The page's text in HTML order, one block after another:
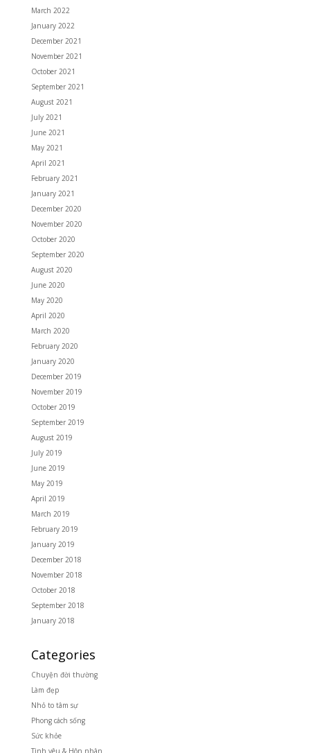
March 2022
January 2022
December 2021
November 2021
October 2021
September 2021
August 2021
July 2021
June 2021
May 2021
April 2021
February 2021
January 2021
December 2020
November 2020
October 2020
September 2020
August 2020
June 2020
May 2020
April 2020
March 2020
February 2020
January 2020
December 2019
November 2019
October 2019
September 2019
August 2019
July 2019
June 2019
May 2019
April 2019
March 2019
February 2019
January 2019
December 2018
November 2018
October 2018
September 2018
January 2018
Categories
Chuyện đời thường
Làm đẹp
Nhỏ to tâm sự
Phong cách sống
Sức khỏe